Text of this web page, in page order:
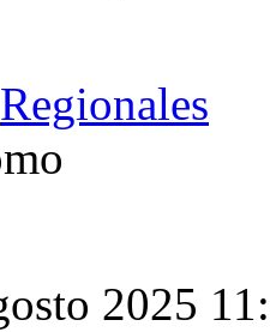
Regionales
2025